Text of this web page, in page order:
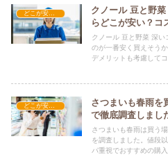
どこが安い？-食品・食材
クノール 豆と野
らどこが安い？コ
クノール 豆と野菜 深い
のが一番安く買えそう
デメリットも考慮して
どこが安い？-食品・食材
さつまいも春雨を
で徹底調査しまし
さつまいも春雨は買う
を調査しました。値段
パ重視でおすすめの購